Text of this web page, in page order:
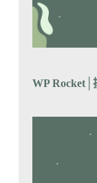
WP Rocket│